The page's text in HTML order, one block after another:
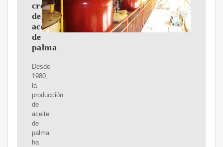
crecimiento
del
aceite
de
palma
Desde
1980,
la
producción
de
aceite
de
palma
ha